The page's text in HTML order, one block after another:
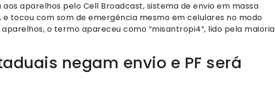
aparelhos pelo Cell Broadcast, sistema de envio em massa
tocou com som de emergência mesmo em celulares no modo
aparelhos, o termo apareceu como “misantropi4”, lido pela maioria
negam envio e PF será